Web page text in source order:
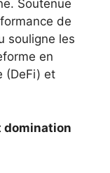
Soutenue
de
souligne les
en
(DeFi) et
domination